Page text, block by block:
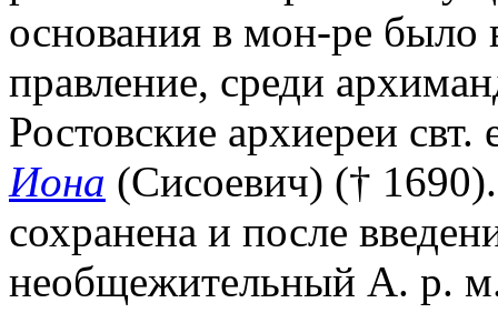
основания в мон-ре было
правление, среди
Ростовские архиереи свт.
Иона (Сисоевич) (†
сохранена и после
необщежительный А. р.